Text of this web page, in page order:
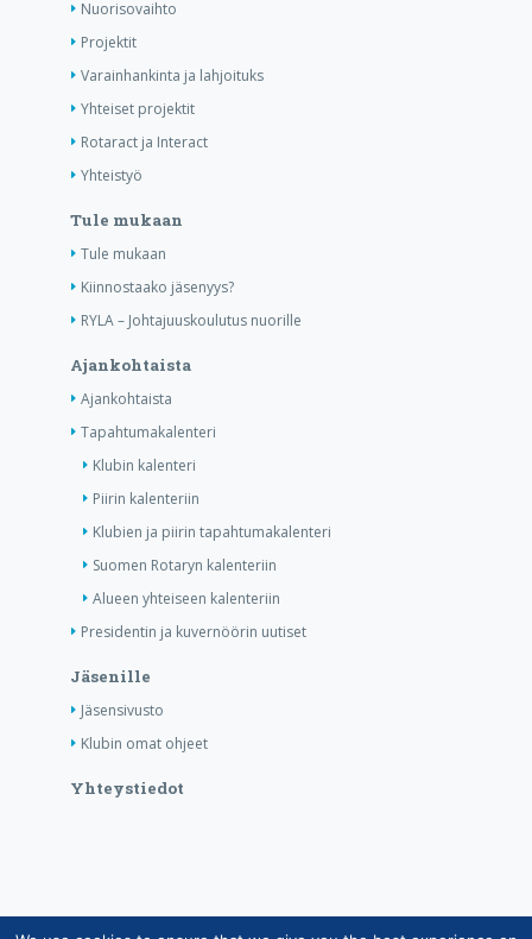
Nuorisovaihto
Projektit
Varainhankinta ja lahjoituks
Yhteiset projektit
Rotaract ja Interact
Yhteistyö
Tule mukaan
Tule mukaan
Kiinnostaako jäsenyys?
RYLA – Johtajuuskoulutus nuorille
Ajankohtaista
Ajankohtaista
Tapahtumakalenteri
Klubin kalenteri
Piirin kalenteriin
Klubien ja piirin tapahtumakalenteri
Suomen Rotaryn kalenteriin
Alueen yhteiseen kalenteriin
Presidentin ja kuvernöörin uutiset
Jäsenille
Jäsensivusto
Klubin omat ohjeet
Yhteystiedot